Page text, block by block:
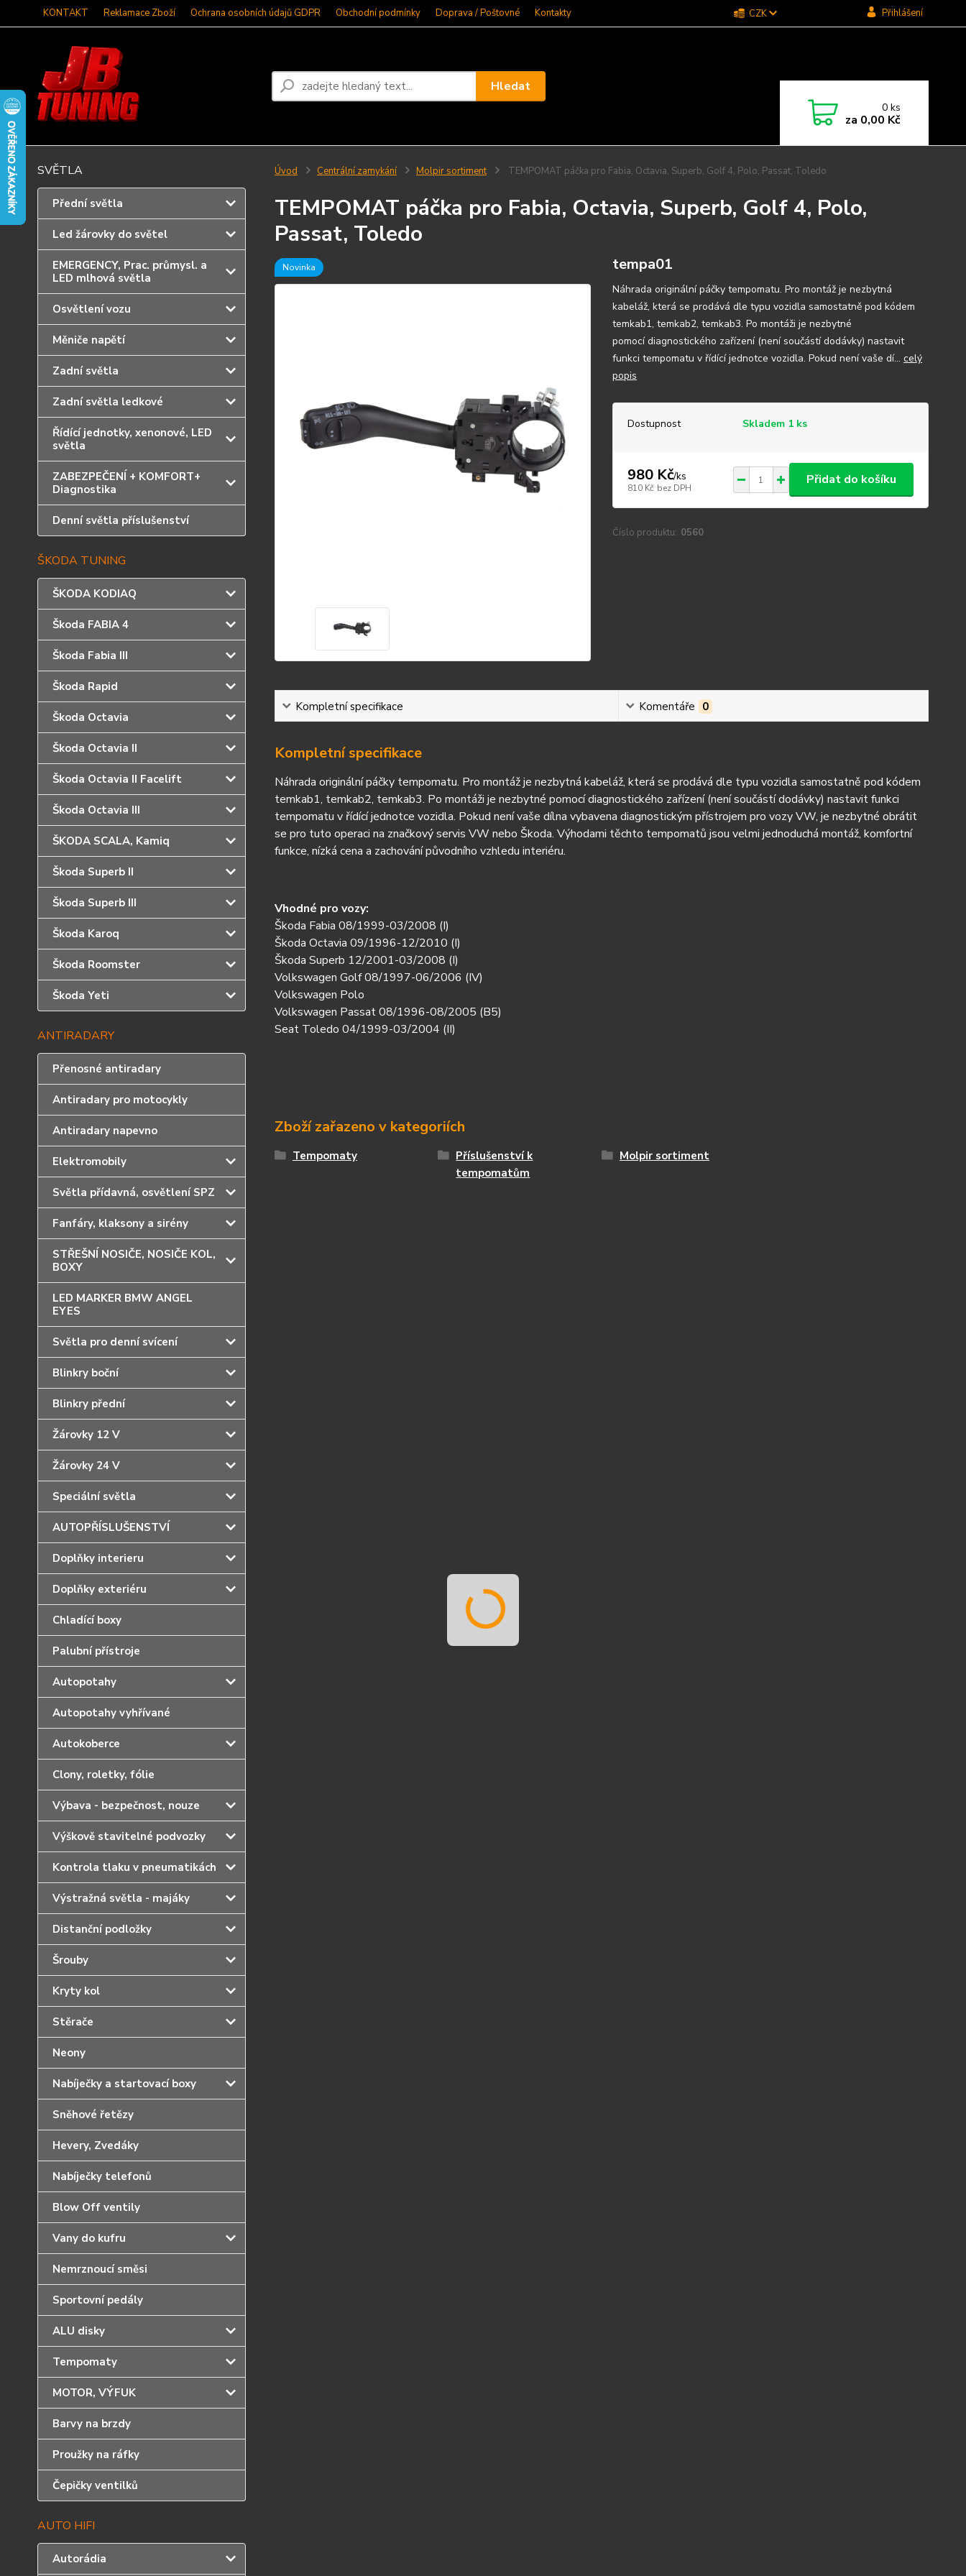
KONTAKT Reklamace Zboží Ochrana osobních údajů GDPR Obchodní podmínky Doprava / Poštovné Kontakty CZK Přihlášení
Hledat
0ks
za 0,00 Kč
SVĚTLA
Přední světla
Led žárovky do světel
EMERGENCY, Prac. průmysl. a
LED mlhová světla
Osvětlení vozu
Měniče napětí
Zadní světla
Zadní světla ledkové
Řídící jednotky, xenonové, LED
světla
ZABEZPEČENÍ + KOMFORT+
Diagnostika
Denní světla příslušenství
ŠKODA TUNING
ŠKODA KODIAQ
Škoda FABIA 4
Škoda Fabia III
Škoda Rapid
Škoda Octavia
Škoda Octavia II
Škoda Octavia II Facelift
Škoda Octavia III
ŠKODA SCALA, Kamiq
Škoda Superb II
Škoda Superb III
Škoda Karoq
Škoda Roomster
Škoda Yeti
ANTIRADARY
Přenosné antiradary
Antiradary pro motocykly
Antiradary napevno
Elektromobily
Světla přídavná, osvětlení SPZ
Fanfáry, klaksony a sirény
STŘEŠNÍ NOSIČE, NOSIČE KOL,
BOXY
LED MARKER BMW ANGEL
EYES
Světla pro denní svícení
Blinkry boční
Blinkry přední
Žárovky 12 V
Žárovky 24 V
Speciální světla
AUTOPŘÍSLUŠENSTVÍ
Doplňky interieru
Doplňky exteriéru
Chladící boxy
Palubní přístroje
Autopotahy
Autopotahy vyhřívané
Autokoberce
Clony, roletky, fólie
Výbava - bezpečnost, nouze
Výškově stavitelné podvozky
Kontrola tlaku v pneumatikách
Výstražná světla - majáky
Distanční podložky
Šrouby
Kryty kol
Stěrače
Neony
Nabíječky a startovací boxy
Sněhové řetězy
Hevery, Zvedáky
Nabíječky telefonů
Blow Off ventily
Vany do kufru
Nemrznoucí směsi
Sportovní pedály
ALU disky
Tempomaty
MOTOR, VÝFUK
Barvy na brzdy
Proužky na ráfky
Čepičky ventilků
AUTO HIFI
Autorádia
Úvod Centrální zamykání Molpir sortiment TEMPOMAT páčka pro Fabia, Octavia, Superb, Golf 4, Polo, Passat, Toledo
TEMPOMAT páčka pro Fabia, Octavia, Superb, Golf 4, Polo,
Passat, Toledo
Novinka tempa01
Náhrada originální páčky tempomatu. Pro montáž je nezbytná
kabeláž, která se prodává dle typu vozidla samostatně pod kódem
temkab1, temkab2, temkab3. Po montáži je nezbytné
pomocí diagnostického zařízení (není součástí dodávky) nastavit
funkci tempomatu v řídící jednotce vozidla. Pokud není vaše dí... celý
popis
Dostupnost Skladem 1 ks
980 Kč/ks
810 Kč bez DPH
Přidat do košíku
Číslo produktu: 0560
Kompletní specifikace Komentáře 0
Kompletní specifikace
Náhrada originálnípáčky tempomatu. Pro montáž je nezbytná kabeláž, která se prodává dle typu vozidla samostatně pod kódem
temkab1, temkab2, temkab3. Po montáži je nezbytné pomocídiagnostického zařízení (není součástí dodávky) nastavit funkci
tempomatu v řídící jednotce vozidla. Pokud není vaše dílna vybavena diagnostickým přístrojem pro vozy VW, je nezbytné obrátit
se pro tuto operaci na značkový servis VW nebo Škoda. Výhodami těchto tempomatů jsou velmi jednoduchá montáž, komfortní
funkce, nízká cena a zachování původního vzhledu interiéru.
Vhodné pro vozy:
Škoda Fabia 08/1999-03/2008 (I)
Škoda Octavia 09/1996-12/2010 (I)
Škoda Superb 12/2001-03/2008 (I)
Volkswagen Golf 08/1997-06/2006 (IV)
Volkswagen Polo
Volkswagen Passat 08/1996-08/2005 (B5)
Seat Toledo 04/1999-03/2004 (II)
Zboží zařazeno v kategoriích
Tempomaty
Příslušenství k
tempomatům
Molpir sortiment